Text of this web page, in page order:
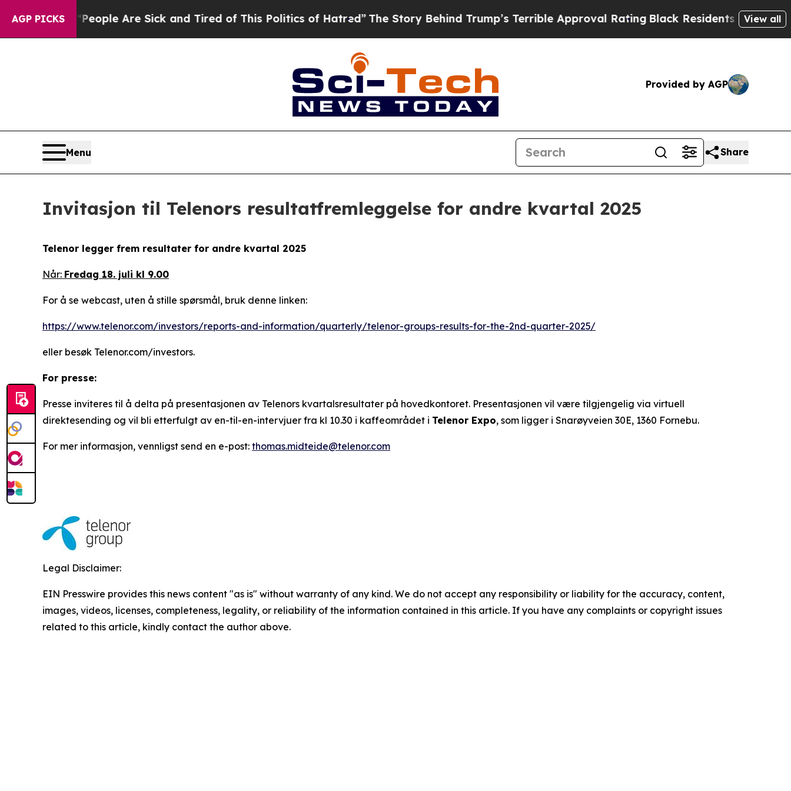
AGP PICKS
Win: “People Are Sick and Tired of This Politics of Hatred”The Story Behind Trump’s Terrible Approval RatingBlack Residents Warned of
View all
Provided by AGP
Menu Share
Invitasjon til Telenors resultatfremleggelse for andre kvartal 2025
Telenor legger frem resultater for andre kvartal 2025
Når: Fredag 18. juli kl 9.00
For å se webcast, uten å stille spørsmål, bruk denne linken:
https://www.telenor.com/investors/reports-and-information/quarterly/telenor-groups-results-for-the-2nd-quarter-2025/
eller besøk Telenor.com/investors.
For presse:
Presse inviteres til å delta på presentasjonen av Telenors kvartalsresultater på hovedkontoret. Presentasjonen vil være tilgjengelig via virtuell
direktesending og vil bli etterfulgt av en-til-en-intervjuer fra kl 10.30 i kaffeområdet i Telenor Expo, som ligger i Snarøyveien 30E, 1360 Fornebu.
For mer informasjon, vennligst send en e-post: thomas.midteide@telenor.com
Legal Disclaimer:
EIN Presswire provides this news content "as is" without warranty of any kind. We do not accept any responsibility or liability for the accuracy, content,
images, videos, licenses, completeness, legality, or reliability of the information contained in this article. If you have any complaints or copyright issues
related to this article, kindly contact the author above.